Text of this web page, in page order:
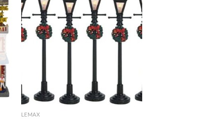
Ajouter
à la liste
d'envie
+
LEMAX